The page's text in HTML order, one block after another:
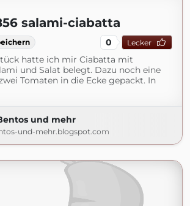
salami-ciabatta
0 Lecker
hatte ich mir Ciabatta mit
und Salat belegt. Dazu noch eine
Tomaten in die Ecke gepackt. In
und mehr
und-mehr.blogspot.com